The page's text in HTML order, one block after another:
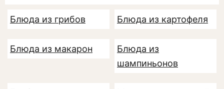
Блюда из грибов Блюда из картофеля
Блюда из макарон
Блюда из
шампиньонов